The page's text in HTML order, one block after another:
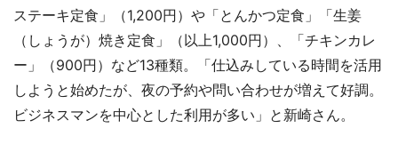
ステーキ定食」（1,200円）や「とんかつ定食」「生姜
（しょうが）焼き定食」（以上1,000円）、「チキンカレ
ー」（900円）など13種類。「仕込みしている時間を活用
しようと始めたが、夜の予約や問い合わせが増えて好調。
ビジネスマンを中心とした利用が多い」と新崎さん。